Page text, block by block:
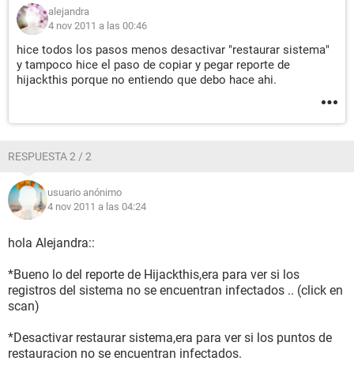
alejandra
4 nov 2011 a las 00:46
hice todos los pasos menos desactivar "restaurar sistema"
y tampoco hice el paso de copiar y pegar reporte de
hijackthis porque no entiendo que debo hace ahi.
RESPUESTA 2 / 2
usuario anónimo
4 nov 2011 a las 04:24
hola Alejandra::
*Bueno lo del reporte de Hijackthis,era para ver si los
registros del sistema no se encuentran infectados .. (click en
scan)
*Desactivar restaurar sistema,era para ver si los puntos de
restauracion no se encuentran infectados.